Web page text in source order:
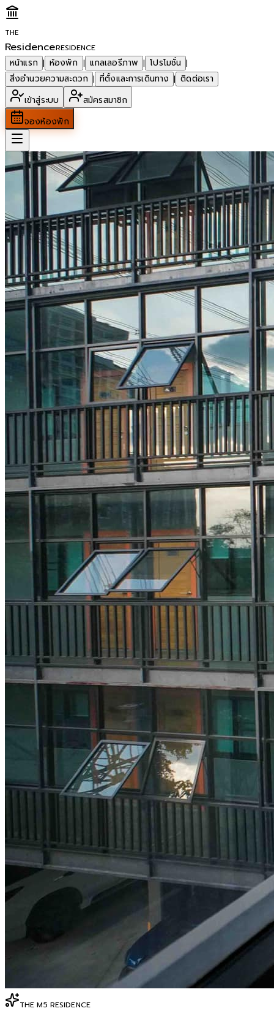
THE
ResidenceRESIDENCE
หน้าแรก | ห้องพัก | แกลเลอรีภาพ | โปรโมชั่น |
สิ่งอำนวยความสะดวก | ที่ตั้งและการเดินทาง | ติดต่อเรา
เข้าสู่ระบบ
สมัครสมาชิก
จองห้องพัก
THE M5 RESIDENCE